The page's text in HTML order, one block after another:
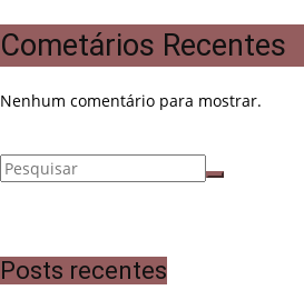
Cometários Recentes
Nenhum comentário para mostrar.
Posts recentes